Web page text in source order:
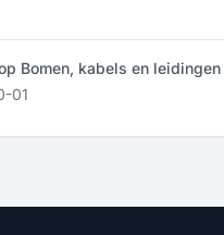
Bomen, kabels en leidingen
01